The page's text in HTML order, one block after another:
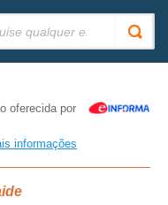
oferecida por
informações